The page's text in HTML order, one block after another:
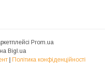
Prom.ua
Bigl.ua
| Політика конфіденційності